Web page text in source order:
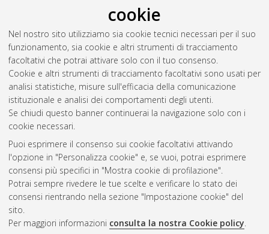
cookie
Nel nostro sito utilizziamo sia cookie tecnici necessari per il suo
funzionamento, sia cookie e altri strumenti di tracciamento
facoltativi che potrai attivare solo con il tuo consenso.
Cookie e altri strumenti di tracciamento facoltativi sono usati per
analisi statistiche, misure sull'efficacia della comunicazione
istituzionale e analisi dei comportamenti degli utenti.
Se chiudi questo banner continuerai la navigazione solo con i
cookie necessari.
Puoi esprimere il consenso sui cookie facoltativi attivando
l'opzione in "Personalizza cookie" e, se vuoi, potrai esprimere
consensi più specifici in "Mostra cookie di profilazione".
Potrai sempre rivedere le tue scelte e verificare lo stato dei
consensi rientrando nella sezione "Impostazione cookie" del
sito.
Per maggiori informazioni consulta la nostra Cookie policy.
Pedrazzini, Filippo(2013)Sviluppo di un sistema tomografico
con tubo a raggi x da 300 kv: progettazione e test preliminari.
[Laurea], Università di Bologna, Corso di Studio inFisica [L-
DM270]
Questa lista e' stata generata ilFri Aug 7 01:43:34 2026 CEST
Atom
Rss 1.0
Rss 2.0
AMS Laurea